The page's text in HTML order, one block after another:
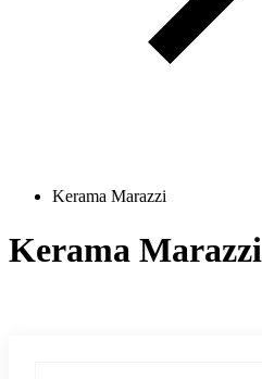
Kerama Marazzi
Kerama Marazzi